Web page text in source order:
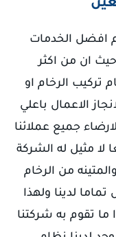
افضل الخدمات
حيث ان من اكثر
تركيب الرخام او
الاعمال باعلي
جميع عملائنا
لا مثيل له الشركة
من الرخام
لدينا ولهذا
ما تقوم به شركتنا